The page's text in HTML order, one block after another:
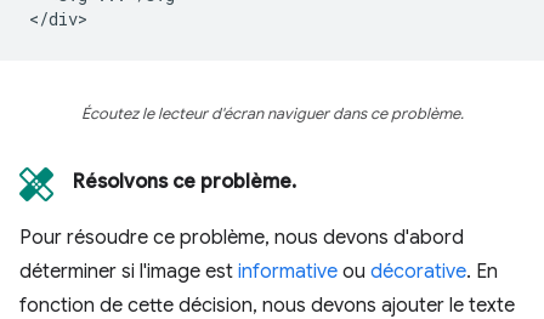
Écoutez le lecteur d'écran naviguer dans ce problème.
Résolvons ce problème.
Pour résoudre ce problème, nous devons d'abord
déterminer si l'image est informative ou décorative. En
fonction de cette décision, nous devons ajouter le texte